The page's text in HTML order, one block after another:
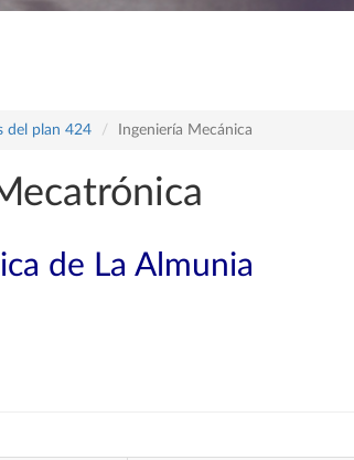
del plan 424 Ingeniería Mecánica
de La Almunia